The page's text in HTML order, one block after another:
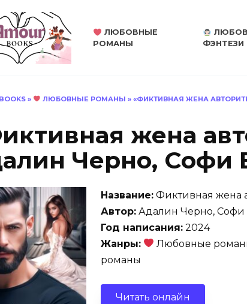
ЛЮБОВНЫЕ
РОМАНЫ
ФЭНТЕЗИ
» ЛЮБОВНЫЕ РОМАНЫ » «ФИКТИВНАЯ ЖЕНА
жена
Черно, Софи
Название: Фиктивная жена
Автор: Адалин Черно, Софи
Год написания: 2024
Жанры:
Любовные
романы
Читать онлайн